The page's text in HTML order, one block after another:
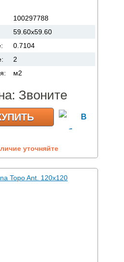
100297788
59.60x59.60
0.7104
2
м2
Звоните
уточняйте